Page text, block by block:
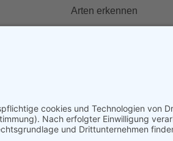
Arten erkennen
Spenden
Mitglied werden